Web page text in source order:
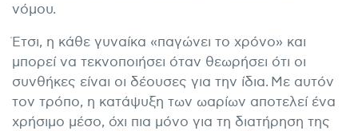
νόμου.
Έτσι, η κάθε γυναίκα «παγώνει το χρόνο» και
μπορεί να τεκνοποιήσει όταν θεωρήσει ότι οι
συνθήκες είναι οι δέουσες για την ίδια. Με αυτόν
τον τρόπο, η κατάψυξη των ωαρίων αποτελεί ένα
χρήσιμο μέσο, όχι πια μόνο για τη διατήρηση της